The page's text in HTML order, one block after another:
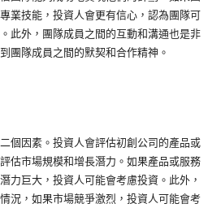
業技能，投資人會更有信心，認為團隊可
此外，團隊成員之間的互動和溝通也是非
團隊成員之間的默契和合作精神。
個因素。投資人會評估初創公司的產品或
估市場規模和增長潛力。如果產品或服務
力巨大，投資人可能會考慮投資。此外，
況，如果市場競爭激烈，投資人可能會考